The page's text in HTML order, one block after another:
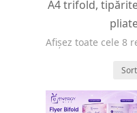
A4 trifold,
Afișez toate cele 8